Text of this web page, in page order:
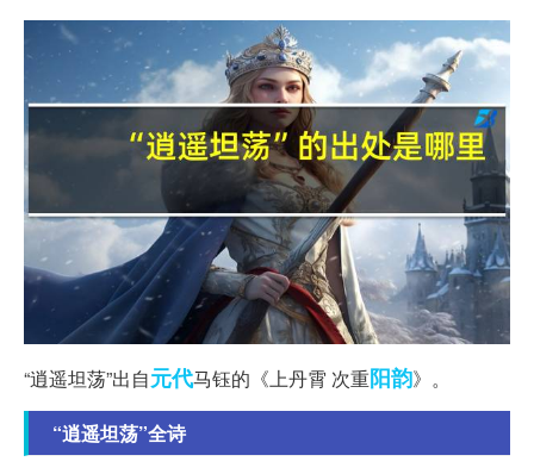
“逍遥坦荡”出自元代马钰的《上丹霄 次重阳韵》。
“逍遥坦荡”全诗